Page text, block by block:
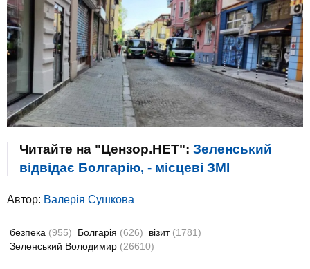
Читайте на "Цензор.НЕТ": Зеленський
відвідає Болгарію, - місцеві ЗМІ
Автор: Валерiя Сушкова
безпека (955) Болгарія (626) візит (1781)
Зеленський Володимир (26610)